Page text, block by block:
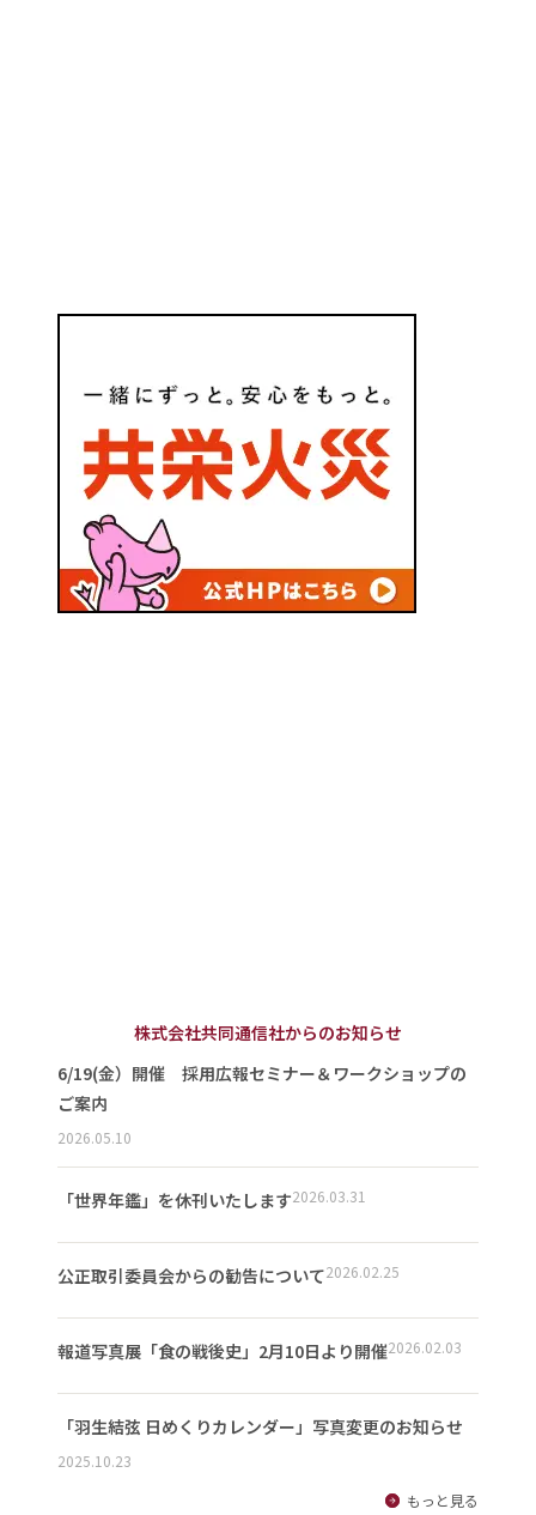
株式会社共同通信社からのお知らせ
6/19(金）開催 採用広報セミナー＆ワークショップの
ご案内
2026.05.10
「世界年鑑」を休刊いたします2026.03.31
公正取引委員会からの勧告について2026.02.25
報道写真展「食の戦後史」2月10日より開催2026.02.03
「羽生結弦 日めくりカレンダー」写真変更のお知らせ
2025.10.23
もっと見る